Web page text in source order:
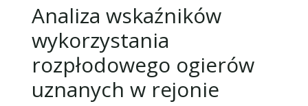
Analiza wskaźników
wykorzystania
rozpłodowego ogierów
uznanych w rejonie